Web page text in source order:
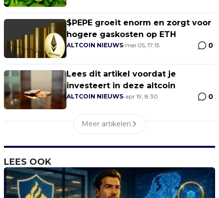
$PEPE groeit enorm en zorgt voor
hogere gaskosten op ETH
ALTCOIN NIEUWS•mei 05, 17:15 0
Lees dit artikel voordat je
investeert in deze altcoin
ALTCOIN NIEUWS•apr 19, 8:30 0
Meer artikelen
LEES OOK